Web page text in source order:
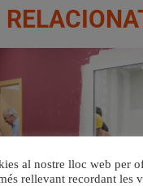
al nostre lloc web per
rellevant recordant les